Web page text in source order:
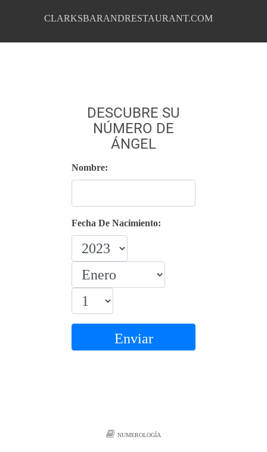
CLARKSBARANDRESTAURANT.COM
DESCUBRE SU
NÚMERO DE
ÁNGEL
Nombre:
Fecha De Nacimiento:
Enviar
NUMEROLOGÍA